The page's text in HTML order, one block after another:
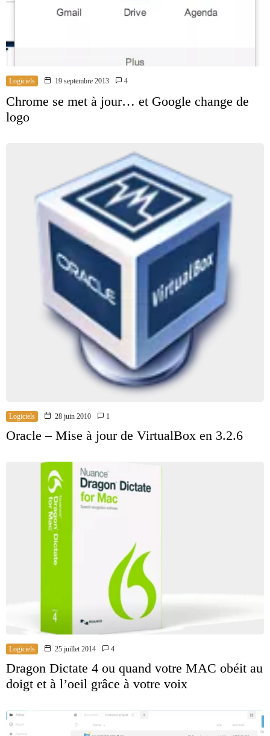
Logiciels 19 septembre 2013 4
Chrome se met à jour… et Google change de
logo
Logiciels 28 juin 2010 1
Oracle – Mise à jour de VirtualBox en 3.2.6
Logiciels 25 juillet 2014 4
Dragon Dictate 4 ou quand votre MAC obéit au
doigt et à l’oeil grâce à votre voix